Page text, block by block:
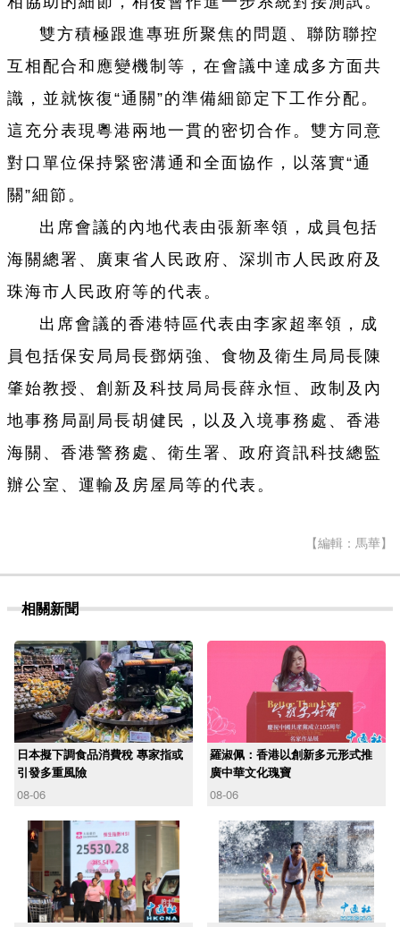
雙方積極跟進專班所聚焦的問題、聯防聯控
互相配合和應變機制等，在會議中達成多方面共
識，並就恢復“通關”的準備細節定下工作分配。
這充分表現粵港兩地一貫的密切合作。雙方同意
對口單位保持緊密溝通和全面協作，以落實“通
關”細節。
出席會議的內地代表由張新率領，成員包括
海關總署、廣東省人民政府、深圳市人民政府及
珠海市人民政府等的代表。
出席會議的香港特區代表由李家超率領，成
員包括保安局局長鄧炳強、食物及衛生局局長陳
肇始教授、創新及科技局局長薛永恒、政制及內
地事務局副局長胡健民，以及入境事務處、香港
海關、香港警務處、衛生署、政府資訊科技總監
辦公室、運輸及房屋局等的代表。
【編輯：馬華】
相關新聞
日本擬下調食品消費稅 專家指或
引發多重風險
08-06
羅淑佩：香港以創新多元形式推
廣中華文化瑰寶
08-06